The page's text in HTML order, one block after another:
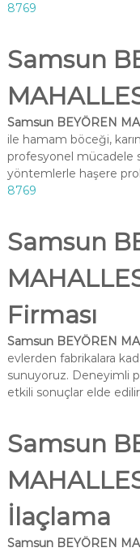
8769
Samsun
Samsun BEYÖREN
ile hamam böceği,
profesyonel mücadele
yöntemlerle haşere
8769
Samsun
Firması
Samsun BEYÖREN
evlerden fabrikalara
sunuyoruz. Deneyimli
etkili sonuçlar elde
Samsun
İlaçlama
Samsun BEYÖREN